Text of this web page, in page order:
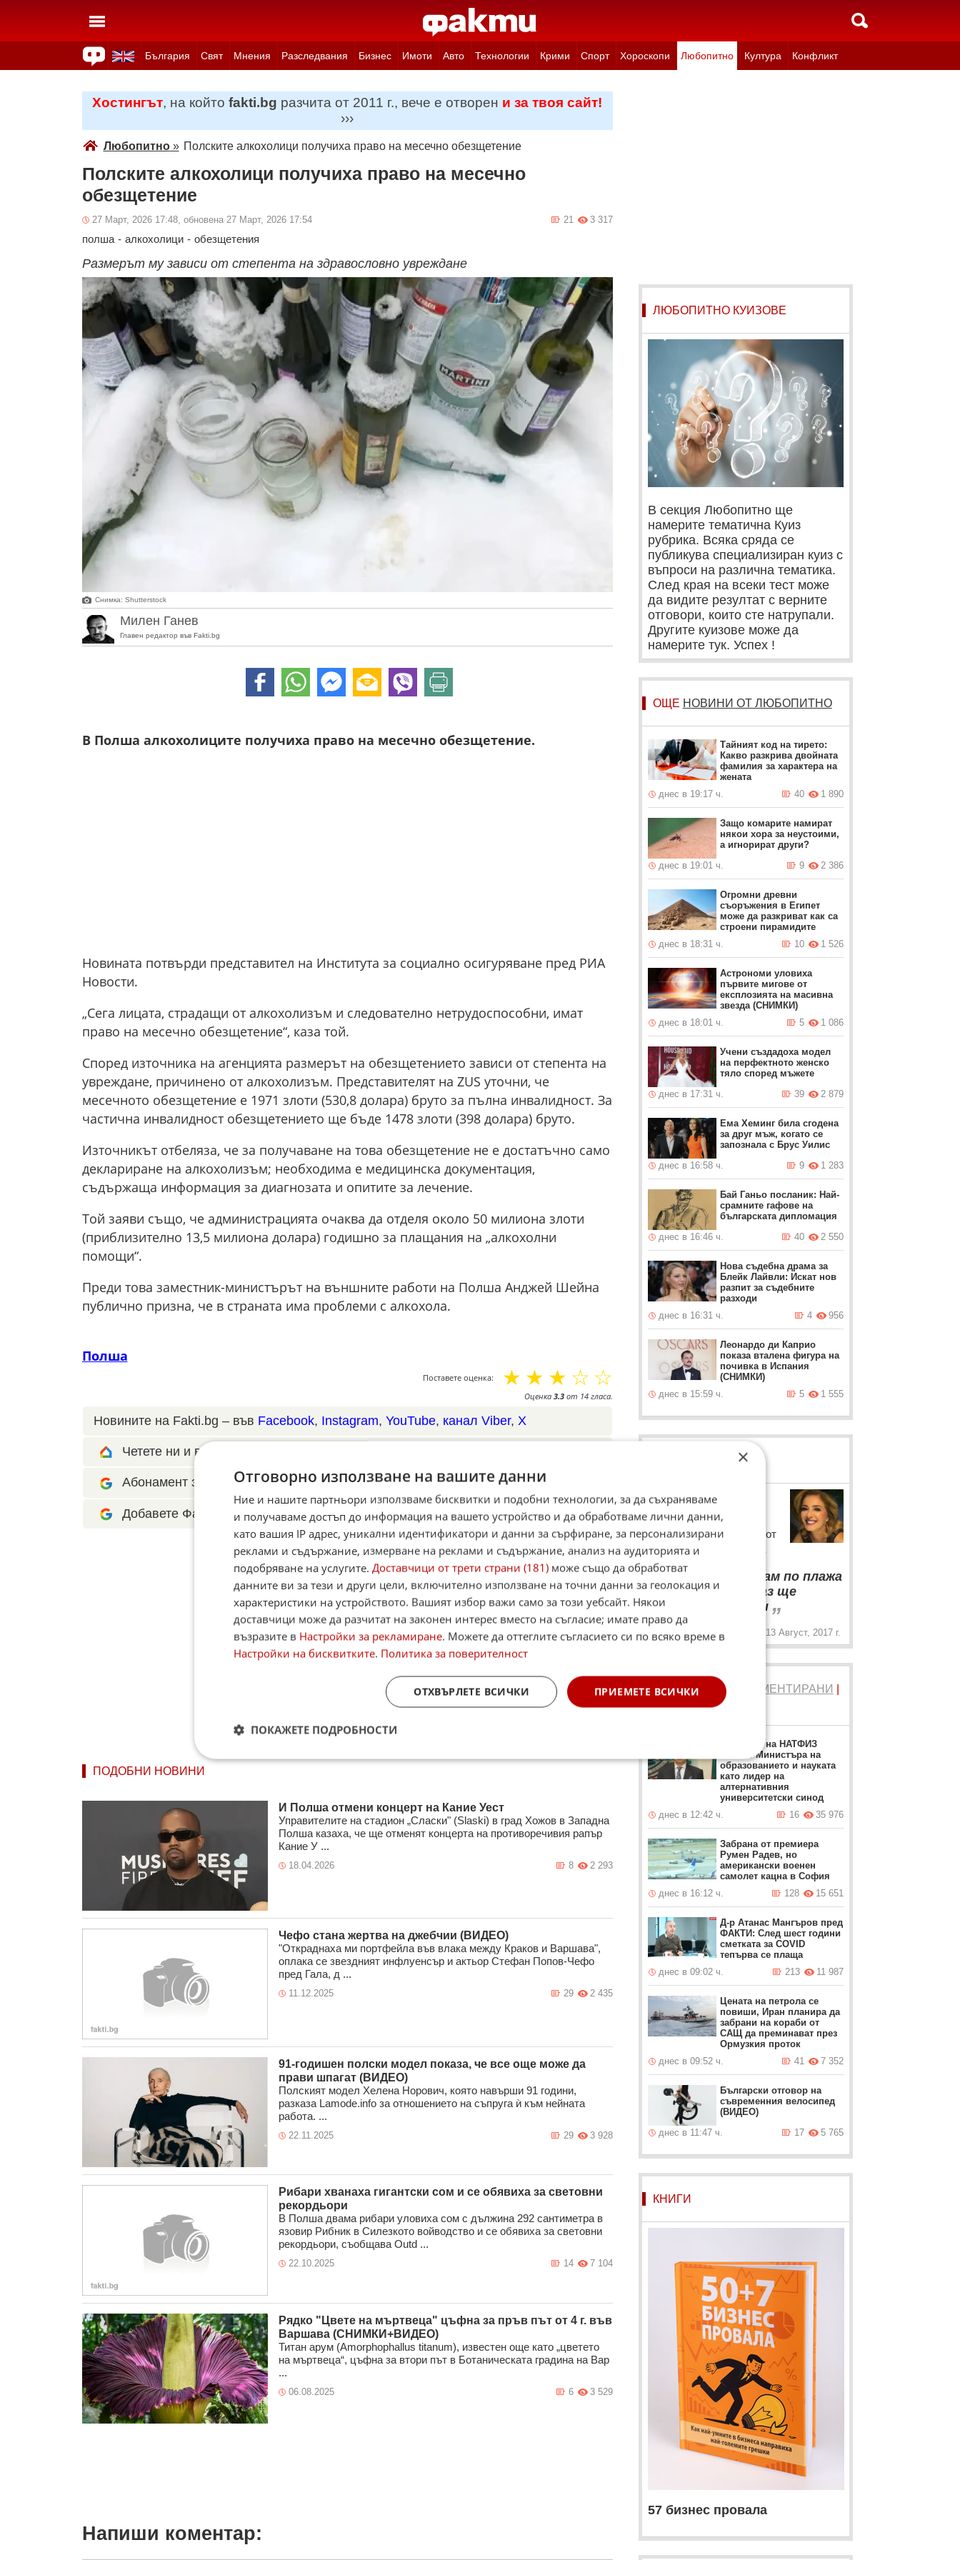
България Свят Мнения Разследвания Бизнес Имоти Авто Технологии Крими Спорт Хороскопи Любопитно Култура Конфликт
Хостингът, на койтоfakti.bg разчита от 2011 г., вече е отворен и за твоя сайт!
›››
Любопитно» Полските алкохолици получиха право на месечно обезщетение
Полските алкохолици получиха право на месечно
обезщетение
27 Март, 2026 17:48, обновена 27 Март, 2026 17:54 3 317
21
полша - алкохолици - обезщетения
Размерът му зависи от степента на здравословно увреждане
Снимка: Shutterstock
Милен Ганев
Главен редактор във Fakti.bg
В Полша алкохолиците получиха право на месечно обезщетение.
Новината потвърди представител на Института за социално осигуряване пред РИА
Новости.
„Сега лицата, страдащи от алкохолизъм и следователно нетрудоспособни, имат
право на месечно обезщетение“, каза той.
Според източника на агенцията размерът на обезщетението зависи от степента на
увреждане, причинено от алкохолизъм. Представителят на ZUS уточни, че
месечното обезщетение е 1971 злоти (530,8 долара) бруто за пълна инвалидност. За
частична инвалидност обезщетението ще бъде 1478 злоти (398 долара) бруто.
Източникът отбеляза, че за получаване на това обезщетение не е достатъчно само
деклариране на алкохолизъм; необходима е медицинска документация,
съдържаща информация за диагнозата и опитите за лечение.
Той заяви също, че администрацията очаква да отделя около 50 милиона злоти
(приблизително 13,5 милиона долара) годишно за плащания на „алкохолни
помощи“.
Преди това заместник-министърът на външните работи на Полша Анджей Шейна
публично призна, че в страната има проблеми с алкохола.
Полша
Поставете оценка: ☆
☆
☆
☆
☆
Оценка 3.3от 14гласа.
Новините на Fakti.bg – във Facebook, Instagram, YouTube, канал Viber, X
Четете ни и в Google News Showcase
Абонамент за Факти.БГ в Google Alerts
Добавете Факти.БГ като предпочитан източник в Google
ПОДОБНИ НОВИНИ
И Полша отмени концерт на Кание Уест
Управителите на стадион „Сласки" (Slaski) в град Хожов в Западна
Полша казаха, че ще отменят концерта на противоречивия рапър
Кание У ...
18.04.2026 2 293
8
Чефо стана жертва на джебчии (ВИДЕО)
"Откраднаха ми портфейла във влака между Краков и Варшава",
оплака се звездният инфлуенсър и актьор Стефан Попов-Чефо
пред Гала, д ...
11.12.2025 2 435
29
91-годишен полски модел показа, че все още може да
прави шпагат (ВИДЕО)
Полският модел Хелена Норович, която навърши 91 години,
разказа Lamode.info за отношението на съпруга ѝ към нейната
работа. ...
22.11.2025 3 928
29
Рибари хванаха гигантски сом и се обявиха за световни
рекордьори
В Полша двама рибари уловиха сом с дължина 292 сантиметра в
язовир Рибник в Силезкото войводство и се обявиха за световни
рекордьори, съобщава Outd ...
22.10.2025 7 104
14
Рядко "Цвете на мъртвеца" цъфна за пръв път от 4 г. във
Варшава (СНИМКИ+ВИДЕО)
Титан арум (Amorphophallus titanum), известен още като „цветето
на мъртвеца“, цъфна за втори път в Ботаническата градина на Вар
...
06.08.2025 3 529
6
Напиши коментар:
ЛЮБОПИТНО КУИЗОВЕ
В секция Любопитно ще
намерите тематична Куиз
рубрика. Всяка сряда се
публикува специализиран куиз с
въпроси на различна тематика.
След края на всеки тест може
да видите резултат с верните
отговори, които сте натрупали.
Другите куизове може да
намерите тук. Успех !
ОЩЕ НОВИНИ ОТ ЛЮБОПИТНО
Тайният код на тирето:
Какво разкрива двойната
фамилия за характера на
жената
днес в 19:17 ч.
1 890
40
Защо комарите намират
някои хора за неустоими,
а игнорират други?
днес в 19:01 ч.
2 386
9
Огромни древни
съоръжения в Египет
може да разкриват как са
строени пирамидите
днес в 18:31 ч.
1 526
10
Астрономи уловиха
първите мигове от
експлозията на масивна
звезда (СНИМКИ)
днес в 18:01 ч.
1 086
5
Учени създадоха модел
на перфектното женско
тяло според мъжете
днес в 17:31 ч.
2 879
39
Ема Хеминг била сгодена
за друг мъж, когато се
запознала с Брус Уилис
днес в 16:58 ч.
1 283
9
Бай Ганьо посланик: Най-
срамните гафове на
българската дипломация
днес в 16:46 ч.
2 550
40
Нова съдебна драма за
Блейк Лайвли: Искат нов
разпит за съдебните
разходи
днес в 16:31 ч.
956
4
Леонардо ди Каприо
показа вталена фигура на
почивка в Испания
(СНИМКИ)
днес в 15:59 ч.
1 555
5
ЛОВЦИ НА БИСЕРИ
Катерина Евро
Българската актриса се
хвали с богата реколта от
собствената си градина
“ Вместо да тичам по плажа
с някой хубавец, аз ще
затварям буркани „
13 Август, 2017 г.
ТОП 5ЧЕТЕНИ КОМЕНТИРАНИ
Ректорът на НАТФИЗ
заменя Министъра на
образованието и науката
като лидер на
алтернативния
университетски синод
днес в 12:42 ч.
35 976
16
Забрана от премиера
Румен Радев, но
американски военен
самолет кацна в София
днес в 16:12 ч.
15 651
128
Д-р Атанас Мангъров пред
ФАКТИ: След шест години
сметката за COVID
тепърва се плаща
днес в 09:02 ч.
11 987
213
Цената на петрола се
повиши, Иран планира да
забрани на кораби от
САЩ да преминават през
Ормузкия проток
днес в 09:52 ч.
7 352
41
Български отговор на
съвременния велосипед
(ВИДЕО)
днес в 11:47 ч.
5 765
17
КНИГИ
57 бизнес провала
×
Отговорно използване на вашите данни
Ние и нашите партньори използваме бисквитки и подобни технологии, за да съхраняваме
и получаваме достъп до информация на вашето устройство и да обработваме лични данни,
като вашия IP адрес, уникални идентификатори и данни за сърфиране, за персонализирани
реклами и съдържание, измерване на реклами и съдържание, анализ на аудиторията и
подобряване на услугите. Доставчици от трети страни (181) може също да обработват
данните ви за тези и други цели, включително използване на точни данни за геолокация и
характеристики на устройството. Вашият избор важи само за този уебсайт. Някои
доставчици може да разчитат на законен интерес вместо на съгласие; имате право да
възразите в Настройки за рекламиране. Можете да оттеглите съгласието си по всяко време в
Настройки на бисквитките. Политика за поверителност
ПРИЕМЕТЕ ВСИЧКИ
ОТХВЪРЛЕТЕ ВСИЧКИ
ПОКАЖЕТЕ ПОДРОБНОСТИ